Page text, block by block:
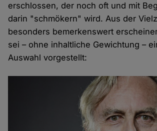
erschlossen, der noch oft und mit
darin "schmökern" wird. Aus der
besonders bemerkenswert
sei – ohne inhaltliche Gewichtung –
Auswahl vorgestellt: